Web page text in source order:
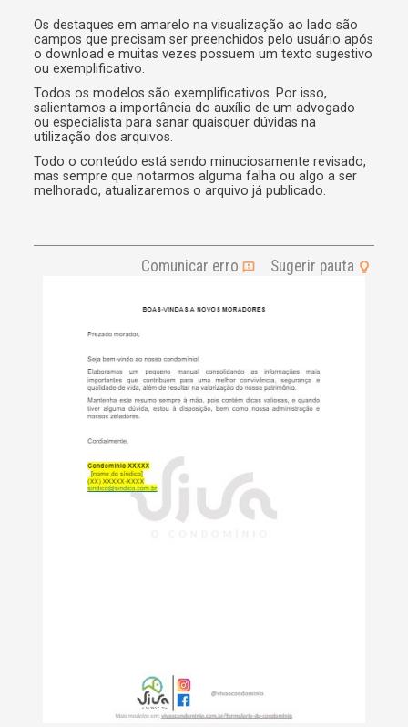
i
v
e
Os destaques em amarelo na visualização ao lado são
campos que precisam ser preenchidos pelo usuário após
o download e muitas vezes possuem um texto sugestivo
ou exemplificativo.
Todos os modelos são exemplificativos. Por isso,
salientamos a importância do auxílio de um advogado
ou especialista para sanar quaisquer dúvidas na
utilização dos arquivos.
Todo o conteúdo está sendo minuciosamente revisado,
mas sempre que notarmos alguma falha ou algo a ser
melhorado, atualizaremos o arquivo já publicado.
Comunicar erro Sugerir pauta